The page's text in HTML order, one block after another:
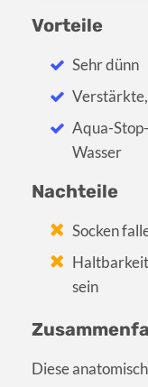
Vorteile
Sehr dünn
Aqua-
Wasser
Nachteile
Socken
sein
Diese